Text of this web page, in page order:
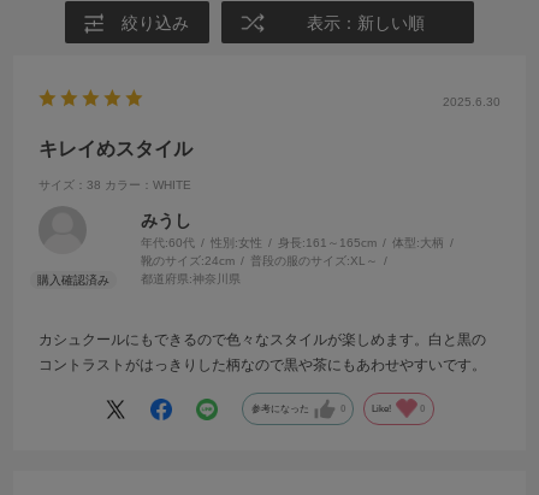
絞り込み 表示：新しい順
2025.6.30
キレイめスタイル
サイズ：38 カラー：WHITE
みうし
年代:60代 性別:女性 身長:161～165cm 体型:大柄
靴のサイズ:24cm 普段の服のサイズ:XL～
都道府県:神奈川県
カシュクールにもできるので色々なスタイルが楽しめます。白と黒の
コントラストがはっきりした柄なので黒や茶にもあわせやすいです。
参考になった 0 Like! 0